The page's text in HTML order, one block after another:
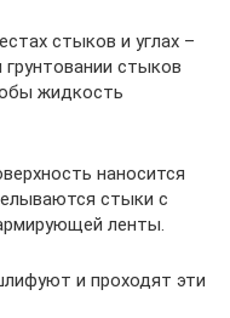
стыков и углах –
стыков
жидкость
наносится
стыки с
ленты.
и проходят эти